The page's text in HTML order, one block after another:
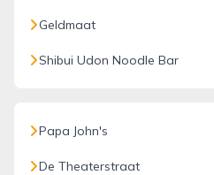
Geldmaat
Shibui Udon Noodle Bar
Papa John's
De Theaterstraat